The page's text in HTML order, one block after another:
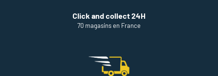
Click and collect 24H
70 magasins en France